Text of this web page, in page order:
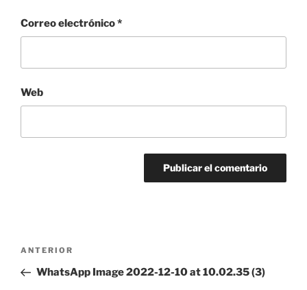
Correo electrónico*
Web
Navegación
entradas
Entrada
anterior:
ANTERIOR
WhatsApp Image 2022-12-10 at 10.02.35 (3)